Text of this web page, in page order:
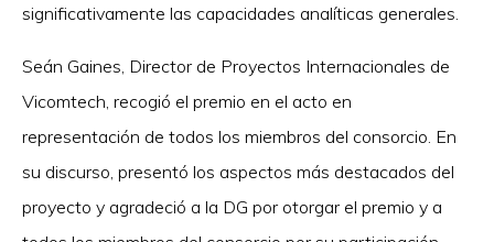
significativamente las capacidades analíticas generales.
Seán Gaines, Director de Proyectos Internacionales de
Vicomtech, recogió el premio en el acto en
representación de todos los miembros del consorcio. En
su discurso, presentó los aspectos más destacados del
proyecto y agradeció a la DG por otorgar el premio y a